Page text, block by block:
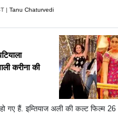
आई हैं। इसमें उनके बेटे अंगद बेदी, बहू नेहा
| Tanu Chaturvedi
करीना की
गए हैं. इम्तियाज अली की कल्ट फिल्म